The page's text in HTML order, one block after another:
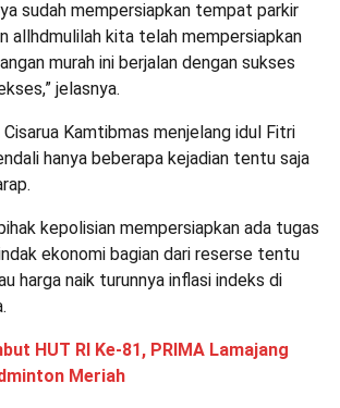
sudah mempersiapkan tempat parkir
allhdmulilah kita telah mempersiapkan
murah ini berjalan dengan sukses
jelasnya.
Kamtibmas menjelang idul Fitri
hanya beberapa kejadian tentu saja
kepolisian mempersiapkan ada tugas
ekonomi bagian dari reserse tentu
harga naik turunnya inflasi indeks di
HUT RI Ke-81, PRIMA Lamajang
Meriah